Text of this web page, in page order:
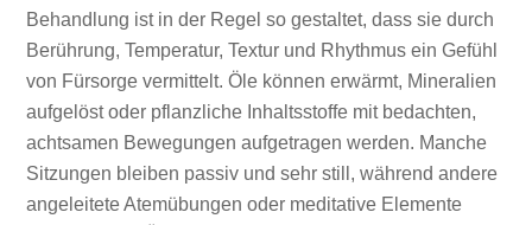
Behandlung ist in der Regel so gestaltet, dass sie durch
Berührung, Temperatur, Textur und Rhythmus ein Gefühl
von Fürsorge vermittelt. Öle können erwärmt, Mineralien
aufgelöst oder pflanzliche Inhaltsstoffe mit bedachten,
achtsamen Bewegungen aufgetragen werden. Manche
Sitzungen bleiben passiv und sehr still, während andere
angeleitete Atemübungen oder meditative Elemente